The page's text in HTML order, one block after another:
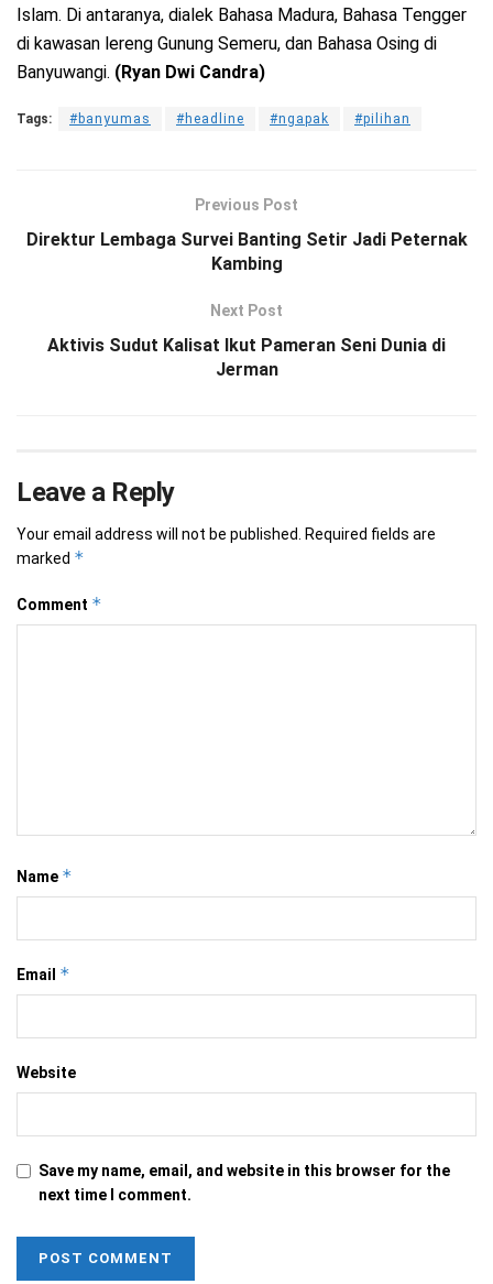
Islam. Di antaranya, dialek Bahasa Madura, Bahasa Tengger
di kawasan lereng Gunung Semeru, dan Bahasa Osing di
Banyuwangi. (Ryan Dwi Candra)
Tags: #banyumas #headline #ngapak #pilihan
Previous Post
Direktur Lembaga Survei Banting Setir Jadi Peternak
Kambing
Next Post
Aktivis Sudut Kalisat Ikut Pameran Seni Dunia di
Jerman
Leave a Reply
Your email address will not be published.
Required fields are
marked *
Comment *
Name *
Email *
Website
Save my name, email, and website in this browser for the
next time I comment.